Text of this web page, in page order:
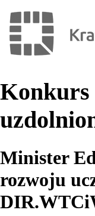
Konkurs
Minister
rozwoju